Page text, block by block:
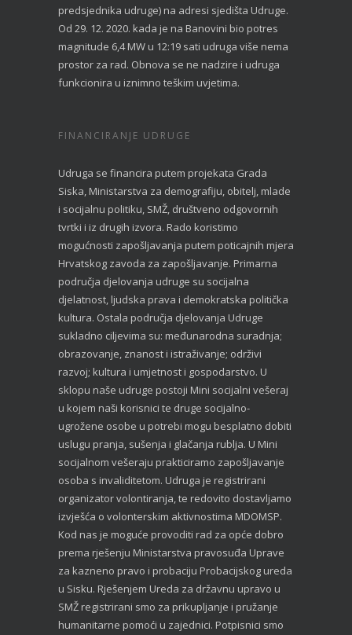
predsjednika udruge) na adresi sjedišta Udruge.
Od 29. 12. 2020. kada je na Banovini bio potres
magnitude 6,4 MW u 12:19 sati udruga više nema
prostor za rad. Obnova se ne nadzire i udruga
funkcionira u iznimno teškim uvjetima.
FINANCIRANJE UDRUGE
Udruga se financira putem projekata Grada
Siska, Ministarstva za demografiju, obitelj, mlade
i socijalnu politiku, SMŽ, društveno odgovornih
tvrtki i iz drugih izvora. Rado koristimo
mogućnosti zapošljavanja putem poticajnih mjera
Hrvatskog zavoda za zapošljavanje. Primarna
područja djelovanja udruge su socijalna
djelatnost, ljudska prava i demokratska politička
kultura. Ostala područja djelovanja Udruge
sukladno ciljevima su: međunarodna suradnja;
obrazovanje, znanost i istraživanje; održivi
razvoj; kultura i umjetnost i gospodarstvo. U
sklopu naše udruge postoji Mini socijalni vešeraj
u kojem naši korisnici te druge socijalno-
ugrožene osobe u potrebi mogu besplatno dobiti
uslugu pranja, sušenja i glačanja rublja. U Mini
socijalnom vešeraju prakticiramo zapošljavanje
osoba s invaliditetom. Udruga je registrirani
organizator volontiranja, te redovito dostavljamo
izvješća o volonterskim aktivnostima MDOMSP.
Kod nas je moguće provoditi rad za opće dobro
prema rješenju Ministarstva pravosuđa Uprave
za kazneno pravo i probaciju Probacijskog ureda
u Sisku. Rješenjem Ureda za državnu upravo u
SMŽ registrirani smo za prikupljanje i pružanje
humanitarne pomoći u zajednici. Potpisnici smo